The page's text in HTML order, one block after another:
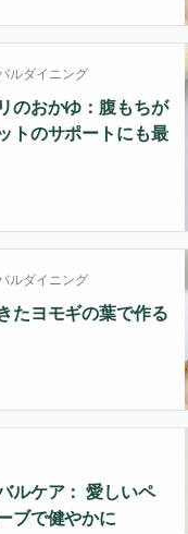
ルダイニング
のおかゆ：腹もちが
トのサポートにも最
ルダイニング
たヨモギの葉で作る
ルケア： 愛しいペ
ブで健やかに